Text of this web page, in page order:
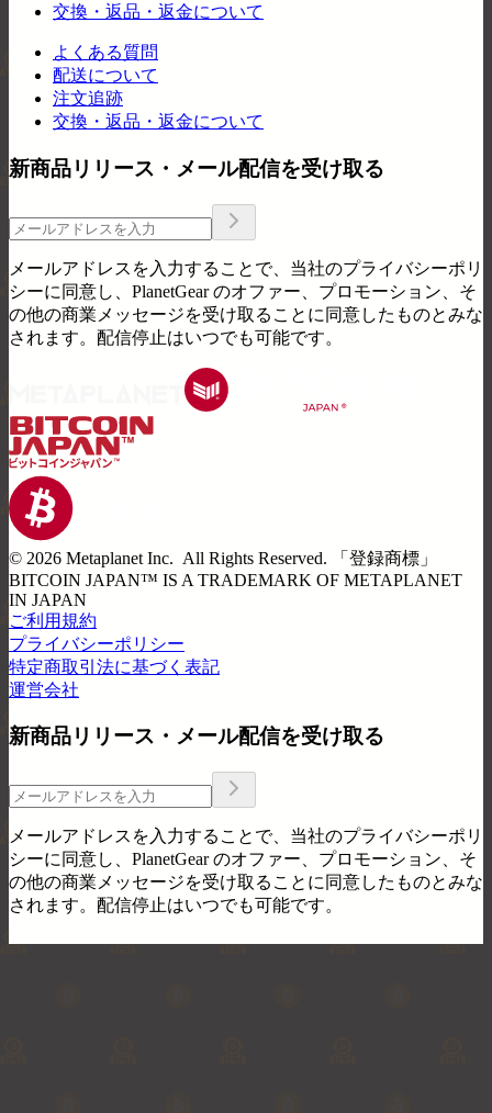
交換・返品・返金について
よくある質問
配送について
注文追跡
交換・返品・返金について
新商品リリース・メール配信を受け取る
メールアドレスを入力することで、当社のプライバシーポリ
シーに同意し、PlanetGear のオファー、プロモーション、そ
の他の商業メッセージを受け取ることに同意したものとみな
されます。配信停止はいつでも可能です。
©️ 2026 Metaplanet Inc. All Rights Reserved. 「 登録商標 」
BITCOIN JAPAN™ IS A TRADEMARK OF METAPLANET
IN JAPAN
ご利用規約
プライバシーポリシー
特定商取引法に基づく表記
運営会社
新商品リリース・メール配信を受け取る
メールアドレスを入力することで、当社のプライバシーポリ
シーに同意し、PlanetGear のオファー、プロモーション、そ
の他の商業メッセージを受け取ることに同意したものとみな
されます。配信停止はいつでも可能です。